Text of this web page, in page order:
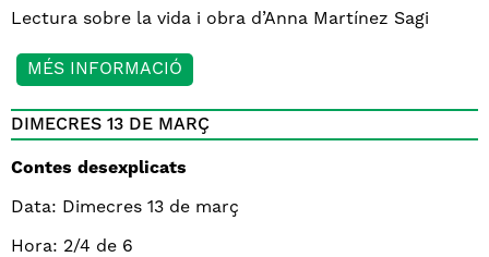
Lectura sobre la vida i obra d’Anna Martínez Sagi
MÉS INFORMACIÓ
DIMECRES 13 DE MARÇ
Contes desexplicats
Data: Dimecres 13 de març
Hora: 2/4 de 6